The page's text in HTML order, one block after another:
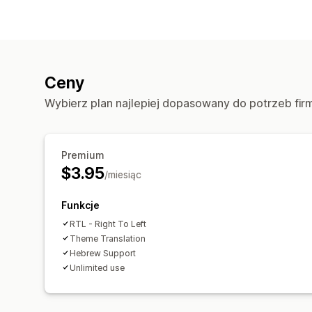
Ceny
Wybierz plan najlepiej dopasowany do potrzeb
Premium
$3.95/miesiąc
Funkcje
RTL - Right To Left
Theme Translation
Hebrew Support
Unlimited use